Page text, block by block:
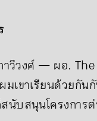
วีวงศ์ — ผอ.
ขาเรียนด้วยกัน
บสนุนโครงการ